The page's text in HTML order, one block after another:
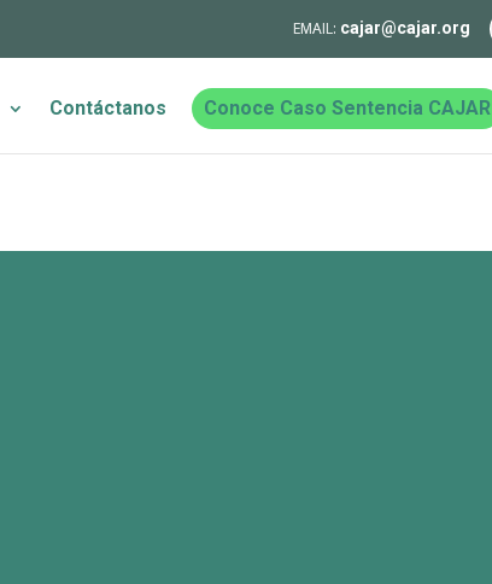
cajar@cajar.org
Contáctanos Conoce Caso Sentencia CAJAR